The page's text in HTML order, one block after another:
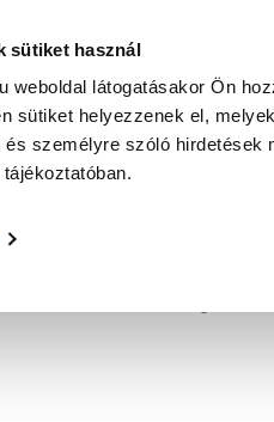
sütiket használ
weboldal látogatásakor Ön
sütiket helyezzenek el,
és személyre szóló hirdetések